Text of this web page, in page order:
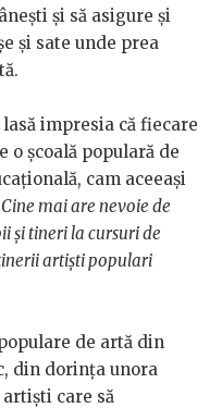
și să asigure și
și sate unde prea
impresia că fiecare
o școală populară de
cam aceeași
Cine mai are nevoie de
și tineri la cursuri de
artiști populari
de artă din
din dorința unora
care să